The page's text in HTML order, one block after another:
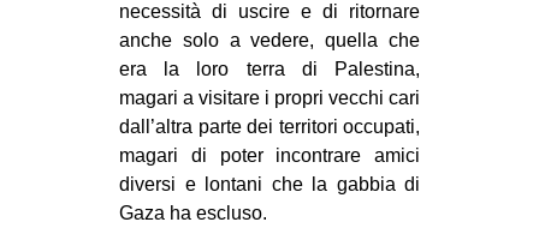
necessità di uscire e di ritornare
anche solo a vedere, quella che
era la loro terra di Palestina,
magari a visitare i propri vecchi cari
dall’altra parte dei territori occupati,
magari di poter incontrare amici
diversi e lontani che la gabbia di
Gaza ha escluso.